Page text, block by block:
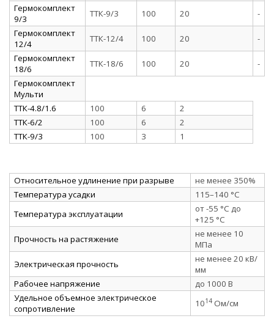
Гермокомплект
9/3
ТТК-9/3 100 20
-
Гермокомплект
12/4
ТТК-12/4 100 20
-
Гермокомплект
18/6
ТТК-18/6 100 20
-
Гермокомплект
Мульти
ТТК-4.8/1.6
100 6
2
ТТК-6/2
100 6
2
ТТК-9/3
100 3 1
Относительное удлинение при разрыве
не менее 350%
Температура усадки
115–140 °C
Температура эксплуатации
от -55 °C до
+125 °C
Прочность на растяжение
не менее 10
МПа
Электрическая прочность
не менее 20 кВ/
мм
Рабочее напряжение
до 1000 В
Удельное объемное электрическое
сопротивление
1014 Ом/см